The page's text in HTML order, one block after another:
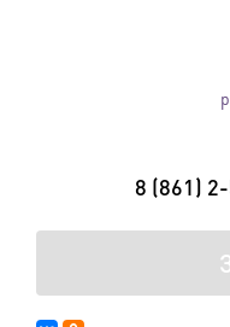
8 (861)